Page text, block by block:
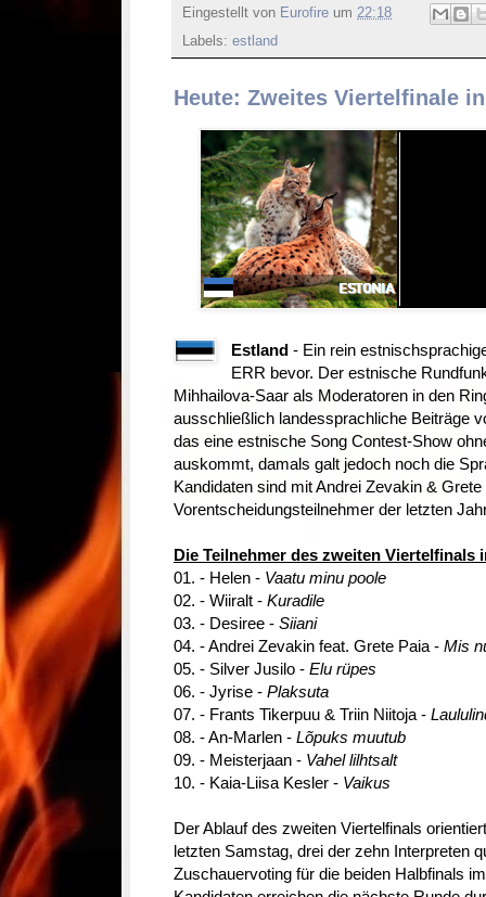
Eingestellt von Eurofire um 22:18
Labels: estland
Heute: Zweites Viertelfinale
Estland- Ein rein
ERR bevor. Der estnische
Mihhailova-Saar als Moderatoren in den
ausschließlich landessprachliche Beiträge
das eine estnische Song Contest-Show
auskommt, damals galt jedoch noch die
Kandidaten sind mit Andrei Zevakin &
Vorentscheidungsteilnehmer der letzten
Die Teilnehmer des zweiten Viertelfinals
01. - Helen - Vaatu minu poole
02. - Wiiralt - Kuradile
03. - Desiree - Siiani
04. - Andrei Zevakin feat. Grete Paia - Mis
05. - Silver Jusilo - Elu rüpes
06. - Jyrise - Plaksuta
07. - Frants Tikerpuu & Triin Niitoja -
08. - An-Marlen - Lõpuks muutub
09. - Meisterjaan - Vahel lilhtsalt
10. - Kaia-Liisa Kesler - Vaikus
Der Ablauf des zweiten Viertelfinals
letzten Samstag, drei der zehn Interpreten
Zuschauervoting für die beiden Halbfinals